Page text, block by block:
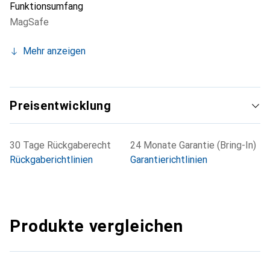
Funktionsumfang
MagSafe
Mehr anzeigen
Preisentwicklung
30 Tage Rückgaberecht
Rückgaberichtlinien
24 Monate Garantie (Bring-In)
Garantierichtlinien
Produkte vergleichen